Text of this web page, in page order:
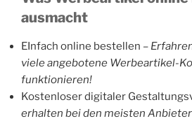
ausmacht
EInfach online bestellen –
viele angebotene Werbeartikel-
funktionieren!
Kostenloser digitaler
erhalten bei den meisten